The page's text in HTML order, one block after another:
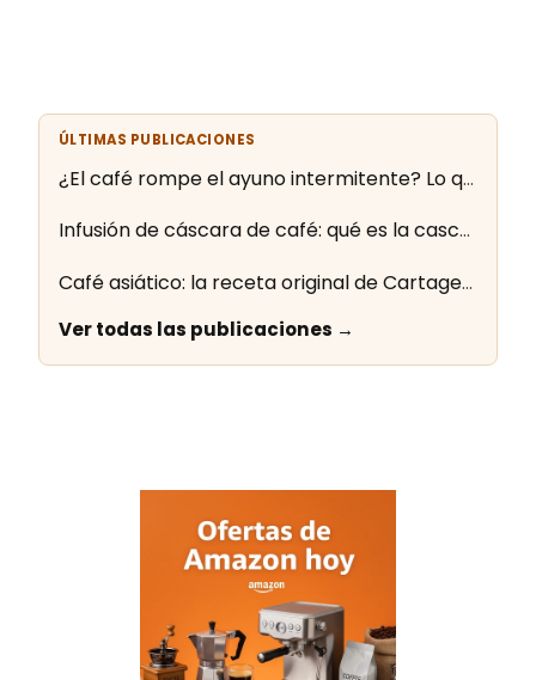
ÚLTIMAS PUBLICACIONES
¿El café rompe el ayuno intermitente? Lo que dice la evidencia
Infusión de cáscara de café: qué es la cascara y cómo se prepara
Café asiático: la receta original de Cartagena paso a paso
Ver todas las publicaciones →